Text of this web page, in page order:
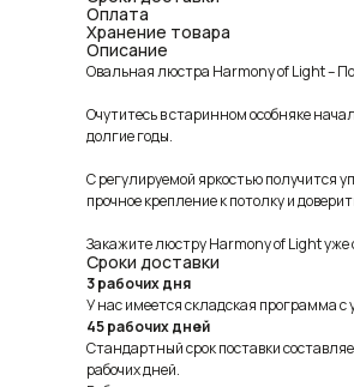
Оплата
Хранение товара
Описание
Овальная люстра Harmony of Light –
Очутитесь в старинном особняке
долгие годы.
С регулируемой яркостью получится
прочное крепление к потолку и
Закажите люстру Harmony of Light уже
Сроки доставки
3 рабочих дня
У нас имеется складская программа с
45 рабочих дней
Стандартный срок поставки
рабочих дней.